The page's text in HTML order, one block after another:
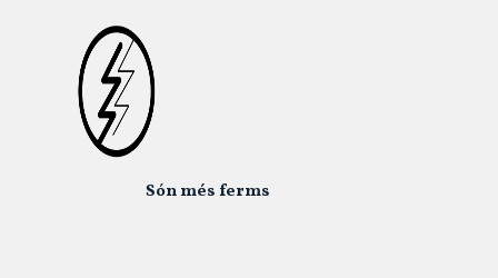
Són més ferms